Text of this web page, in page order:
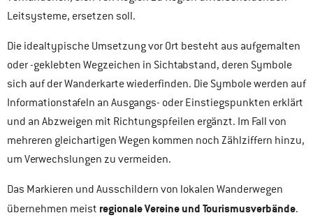
Leitsysteme, ersetzen soll.
Die idealtypische Umsetzung vor Ort besteht aus aufgemalten
oder -geklebten Wegzeichen in Sichtabstand, deren Symbole
sich auf der Wanderkarte wiederfinden. Die Symbole werden auf
Informationstafeln an Ausgangs- oder Einstiegspunkten erklärt
und an Abzweigen mit Richtungspfeilen ergänzt. Im Fall von
mehreren gleichartigen Wegen kommen noch Zählziffern hinzu,
um Verwechslungen zu vermeiden.
Das Markieren und Ausschildern von lokalen Wanderwegen
übernehmen meist regionale Vereine und Tourismusverbände.